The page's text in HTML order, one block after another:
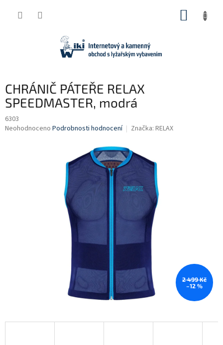
CHRÁNIČ PÁTEŘE RELAX
SPEEDMASTER, modrá
6303
Průměrné
Neohodnoceno Podrobnosti hodnocení Značka: RELAX
2 499 Kč
–12 %